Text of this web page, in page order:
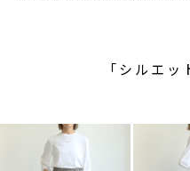
「シルエッ